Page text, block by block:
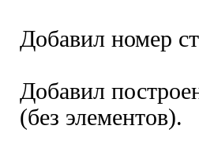
Добавил номер
Добавил
(без элементов).